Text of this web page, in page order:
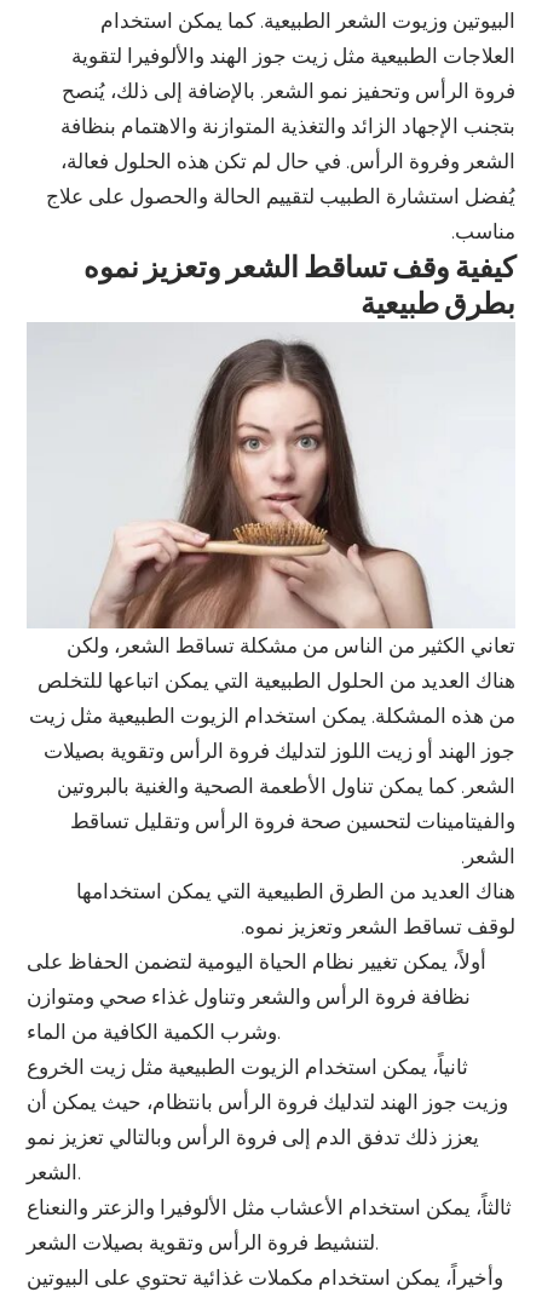
البيوتين وزيوت الشعر الطبيعية. كما يمكن استخدام
العلاجات الطبيعية مثل زيت جوز الهند والألوفيرا لتقوية
فروة الرأس وتحفيز نمو الشعر. بالإضافة إلى ذلك، يُنصح
بتجنب الإجهاد الزائد والتغذية المتوازنة والاهتمام بنظافة
الشعر وفروة الرأس. في حال لم تكن هذه الحلول فعالة،
يُفضل استشارة الطبيب لتقييم الحالة والحصول على علاج
مناسب.
كيفية وقف تساقط الشعر وتعزيز نموه
بطرق طبيعية
تعاني الكثير من الناس من مشكلة تساقط الشعر، ولكن
هناك العديد من الحلول الطبيعية التي يمكن اتباعها للتخلص
من هذه المشكلة. يمكن استخدام الزيوت الطبيعية مثل زيت
جوز الهند أو زيت اللوز لتدليك فروة الرأس وتقوية بصيلات
الشعر. كما يمكن تناول الأطعمة الصحية والغنية بالبروتين
والفيتامينات لتحسين صحة فروة الرأس وتقليل تساقط
الشعر.
هناك العديد من الطرق الطبيعية التي يمكن استخدامها
لوقف تساقط الشعر وتعزيز نموه.
أولاً، يمكن تغيير نظام الحياة اليومية لتضمن الحفاظ على
نظافة فروة الرأس والشعر وتناول غذاء صحي ومتوازن
وشرب الكمية الكافية من الماء.
ثانياً، يمكن استخدام الزيوت الطبيعية مثل زيت الخروع
وزيت جوز الهند لتدليك فروة الرأس بانتظام، حيث يمكن أن
يعزز ذلك تدفق الدم إلى فروة الرأس وبالتالي تعزيز نمو
الشعر.
ثالثاً، يمكن استخدام الأعشاب مثل الألوفيرا والزعتر والنعناع
لتنشيط فروة الرأس وتقوية بصيلات الشعر.
وأخيراً، يمكن استخدام مكملات غذائية تحتوي على البيوتين